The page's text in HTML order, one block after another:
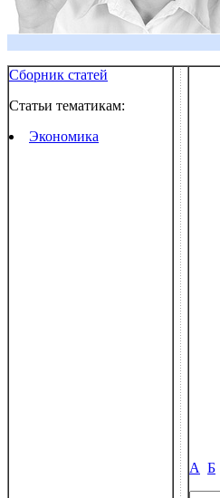
Сборник статей
Статьи тематикам:
Экономика
А Б